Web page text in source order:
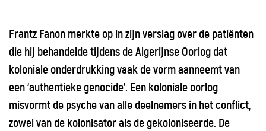
Frantz Fanon merkte op in zijn verslag over de patiënten
die hij behandelde tijdens de Algerijnse Oorlog dat
koloniale onderdrukking vaak de vorm aanneemt van
een ‘authentieke genocide’. Een koloniale oorlog
misvormt de psyche van alle deelnemers in het conflict,
zowel van de kolonisator als de gekoloniseerde. De